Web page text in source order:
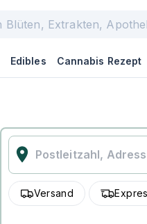
Edibles Cannabis Rezept
Versand